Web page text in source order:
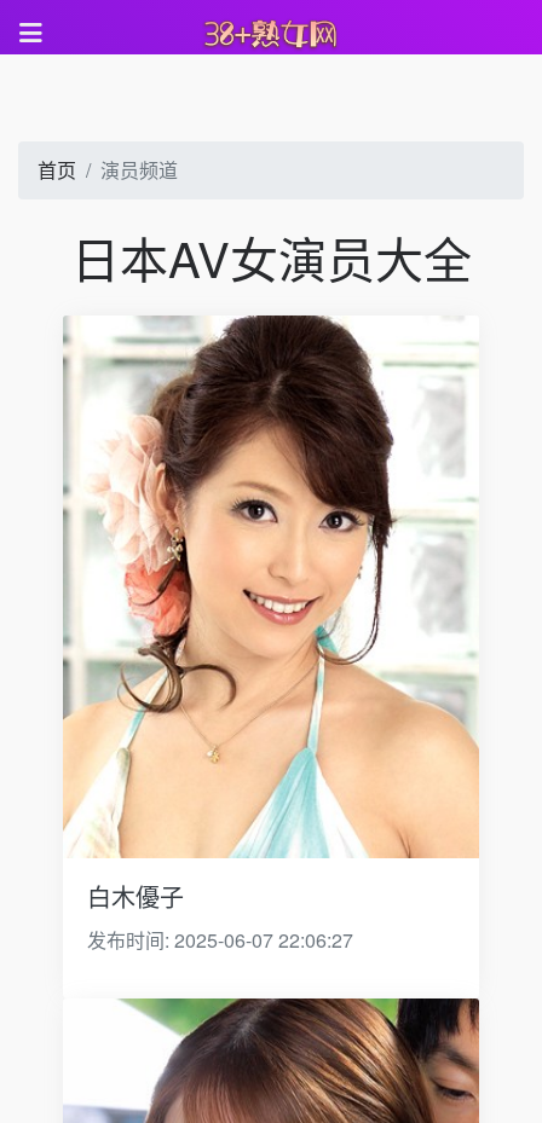
首页 演员频道
日本AV女演员大全
白木優子
发布时间: 2025-06-07 22:06:27